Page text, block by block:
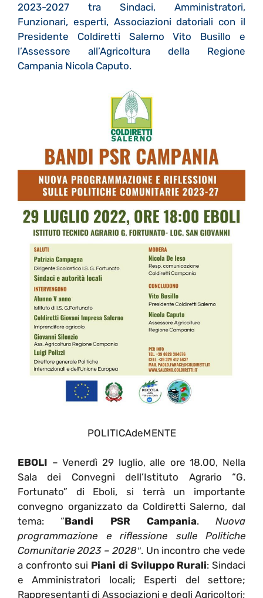
2023-2027 tra Sindaci, Amministratori,
Funzionari, esperti, Associazioni datoriali con il
Presidente Coldiretti Salerno Vito Busillo e
l’Assessore all’Agricoltura della Regione
Campania Nicola Caputo.
POLITICAdeMENTE
EBOLI – Venerdì 29 luglio, alle ore 18.00, Nella
Sala dei Convegni dell’Istituto Agrario “G.
Fortunato” di Eboli, si terrà un importante
convegno organizzato da Coldiretti Salerno, dal
tema: “Bandi PSR Campania. Nuova
programmazione e riflessione sulle Politiche
Comunitarie 2023 – 2028″. Un incontro che vede
a confronto sui Piani di Sviluppo Rurali: Sindaci
e Amministratori locali; Esperti del settore;
Rappresentanti di Associazioni e degli Agricoltori;